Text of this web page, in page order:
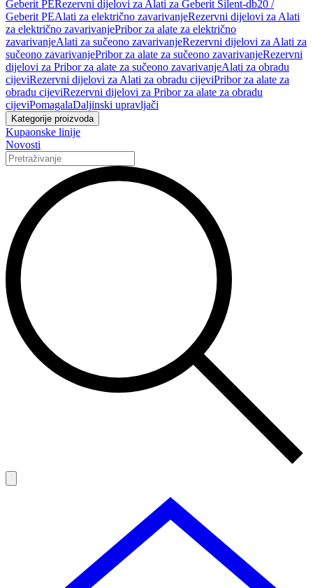
Geberit PERezervni dijelovi za Alati za Geberit Silent-db20 /
Geberit PEAlati za električno zavarivanjeRezervni dijelovi za Alati
za električno zavarivanjePribor za alate za električno
zavarivanjeAlati za sučeono zavarivanjeRezervni dijelovi za Alati za
sučeono zavarivanjePribor za alate za sučeono zavarivanjeRezervni
dijelovi za Pribor za alate za sučeono zavarivanjeAlati za obradu
cijeviRezervni dijelovi za Alati za obradu cijeviPribor za alate za
obradu cijeviRezervni dijelovi za Pribor za alate za obradu
cijeviPomagalaDaljinski upravljači
Kategorije proizvoda
Kupaonske linije
Novosti